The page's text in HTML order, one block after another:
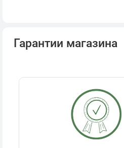
Гарантии магазина